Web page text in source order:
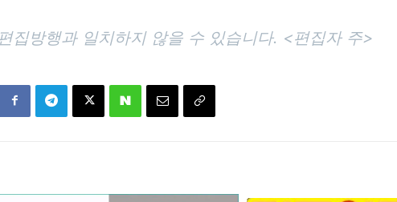
집방행과 일치하지 않을 수 있습니다. <편집자 주>